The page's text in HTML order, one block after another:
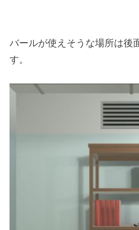
バールが使えそうな場所は後
す。